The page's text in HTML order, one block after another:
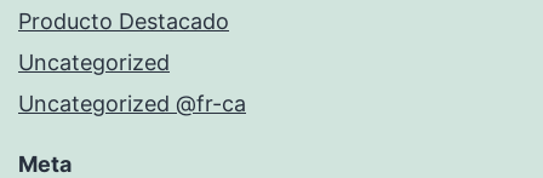
Producto Destacado
Uncategorized
Uncategorized @fr-ca
Meta